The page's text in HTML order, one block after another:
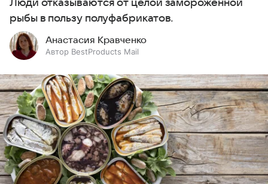
Люди отказываются от целой замороженной
рыбы в пользу полуфабрикатов.
Анастасия Кравченко
Автор BestProducts Mail